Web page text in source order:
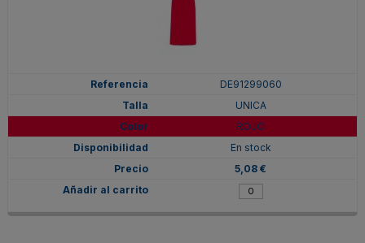
DE91299060
UNICA
ROJO
En stock
5,08 €